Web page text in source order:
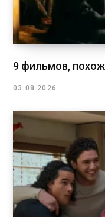
9 фильмов,
03.08.2026